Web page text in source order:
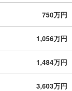
750万円
1,056万円
1,484万円
3,603万円